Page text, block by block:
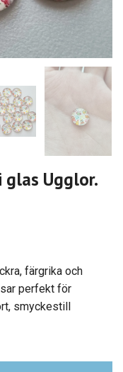
glas Ugglor.
färgrika och
perfekt för
smyckestill